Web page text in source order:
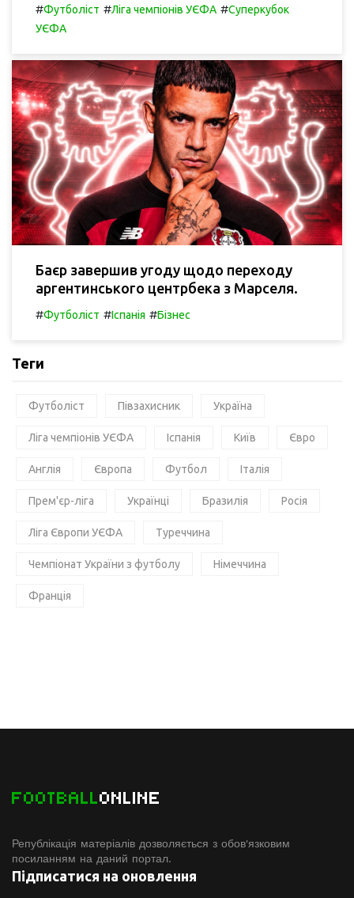
#Футболіст #Ліга чемпіонів УЄФА #Суперкубок
УЄФА
Баєр завершив угоду щодо переходу
аргентинського центрбека з Марселя.
#Футболіст #Іспанія #Бізнес
Теги
Футболіст Півзахисник Україна
Ліга чемпіонів УЄФА Іспанія Київ Євро
Англія Європа Футбол Італія
Прем'єр-ліга Українці Бразилія Росія
Ліга Європи УЄФА Туреччина
Чемпіонат України з футболу Німеччина
Франція
FOOTBALLONLINE
Републікація матеріалів дозволяється з обов'язковим
посиланням на даний портал.
Підписатися на оновлення